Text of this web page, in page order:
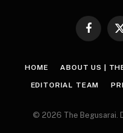
HOME ABOUT US |
EDITORIAL TEAM
© 2026 The Begusarai.